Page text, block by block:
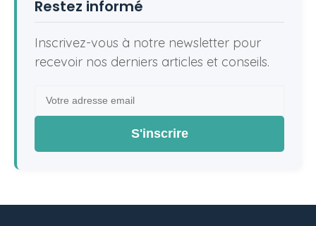
Restez informé
Inscrivez-vous à notre newsletter pour
recevoir nos derniers articles et conseils.
S'inscrire